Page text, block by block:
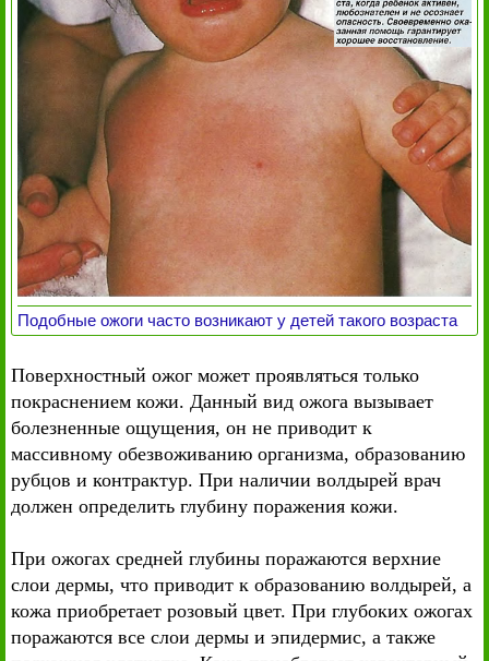
Подобные ожоги часто возникают у детей такого возраста
Поверхностный ожог может проявляться только
покраснением кожи. Данный вид ожога вызывает
болезненные ощущения, он не приводит к
массивному обезвоживанию организма, образованию
рубцов и контрактур. При наличии волдырей врач
должен определить глубину поражения кожи.
При ожогах средней глубины поражаются верхние
слои дермы, что приводит к образованию волдырей, а
кожа приобретает розовый цвет. При глубоких ожогах
поражаются все слои дермы и эпидермис, а также